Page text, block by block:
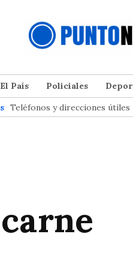
El País Policiales
Teléfonos y direcciones útiles